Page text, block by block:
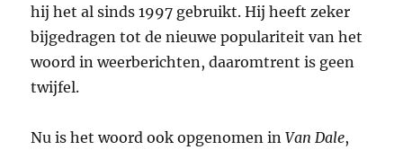
hij het al sinds 1997 gebruikt. Hij heeft zeker
bijgedragen tot de nieuwe populariteit van het
woord in weerberichten, daaromtrent is geen
twijfel.
Nu is het woord ook opgenomen inVan Dale,